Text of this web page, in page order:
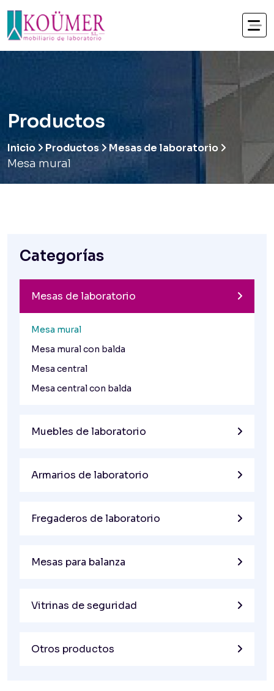
Productos
Inicio Productos Mesas de laboratorio
Mesa mural
Categorías
Mesas de laboratorio
Mesa mural
Mesa mural con balda
Mesa central
Mesa central con balda
Muebles de laboratorio
Armarios de laboratorio
Fregaderos de laboratorio
Mesas para balanza
Vitrinas de seguridad
Otros productos